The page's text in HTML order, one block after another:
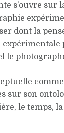
s’ouvre
dont la
le
sur son
le temps,